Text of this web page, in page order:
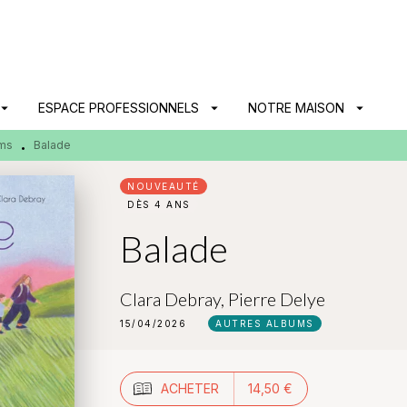
arrow_drop_down ESPACE PROFESSIONNELS arrow_drop_down NOTRE MAISON arrow_drop_down
• Balade
NOUVEAUTÉ
DÈS 4 ANS
Balade
Clara Debray, Pierre Delye
15/04/2026 AUTRES ALBUMS
ACHETER 14,50 €